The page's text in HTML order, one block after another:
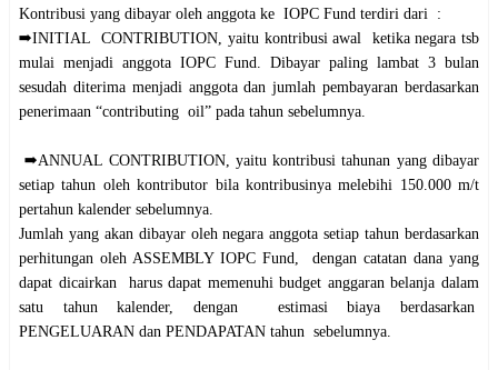
Kontribusi yang dibayar oleh anggota ke IOPC Fund terdiri dari :
➡️INITIAL CONTRIBUTION, yaitu kontribusi awal ketika negara tsb
mulai menjadi anggota IOPC Fund. Dibayar paling lambat 3 bulan
sesudah diterima menjadi anggota dan jumlah pembayaran berdasarkan
penerimaan “contributing oil” pada tahun sebelumnya.
➡️ANNUAL CONTRIBUTION, yaitu kontribusi tahunan yang dibayar
setiap tahun oleh kontributor bila kontribusinya melebihi 150.000 m/t
pertahun kalender sebelumnya.
Jumlah yang akan dibayar oleh negara anggota setiap tahun berdasarkan
perhitungan oleh ASSEMBLY IOPC Fund, dengan catatan dana yang
dapat dicairkan harus dapat memenuhi budget anggaran belanja dalam
satu tahun kalender, dengan estimasi biaya berdasarkan
PENGELUARAN dan PENDAPATAN tahun sebelumnya.